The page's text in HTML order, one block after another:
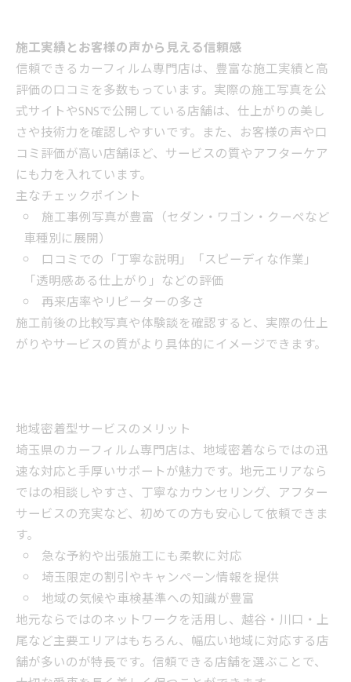
施工実績とお客様の声から見える信頼感
信頼できるカーフィルム専門店は、豊富な施工実績と高
評価の口コミを多数もっています。実際の施工写真を公
式サイトやSNSで公開している店舗は、仕上がりの美し
さや技術力を確認しやすいです。また、お客様の声や口
コミ評価が高い店舗ほど、サービスの質やアフターケア
にも力を入れています。
主なチェックポイント
施工事例写真が豊富（セダン・ワゴン・クーペなど
車種別に展開）
口コミでの「丁寧な説明」「スピーディな作業」
「透明感ある仕上がり」などの評価
再来店率やリピーターの多さ
施工前後の比較写真や体験談を確認すると、実際の仕上
がりやサービスの質がより具体的にイメージできます。
地域密着型サービスのメリット
埼玉県のカーフィルム専門店は、地域密着ならではの迅
速な対応と手厚いサポートが魅力です。地元エリアなら
ではの相談しやすさ、丁寧なカウンセリング、アフター
サービスの充実など、初めての方も安心して依頼できま
す。
急な予約や出張施工にも柔軟に対応
埼玉限定の割引やキャンペーン情報を提供
地域の気候や車検基準への知識が豊富
地元ならではのネットワークを活用し、越谷・川口・上
尾など主要エリアはもちろん、幅広い地域に対応する店
舗が多いのが特長です。信頼できる店舗を選ぶことで、